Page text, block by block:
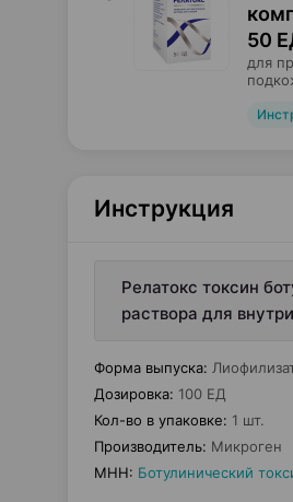
50
для
Инструкция
Релатокс токсин
раствора для
Форма выпуска:
Дозировка: 100 ЕД
Кол-во в упаковке: 1 шт.
Производитель: Микроген
МНН: Ботулинический